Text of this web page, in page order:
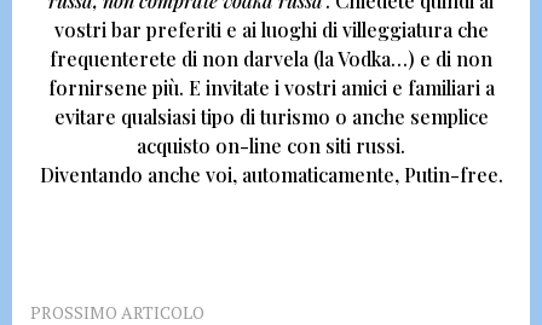
vostri bar preferiti e ai luoghi di villeggiatura che
frequenterete di non darvela (la Vodka…) e di non
fornirsene più. E invitate i vostri amici e familiari a
evitare qualsiasi tipo di turismo o anche semplice
acquisto on-line con siti russi.
Diventando anche voi, automaticamente, Putin-free.
PROSSIMO ARTICOLO